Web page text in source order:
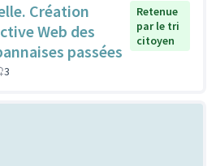
Création
Web des
passées
Retenue
par le tri
citoyen
3